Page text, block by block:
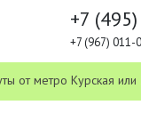
+7
+7 (967) 011-
от метро Курская